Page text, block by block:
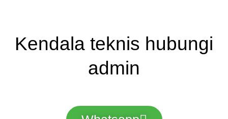
Kendala teknis hubungi
admin